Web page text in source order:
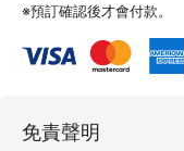
※預訂確認後才會付款。
免責聲明